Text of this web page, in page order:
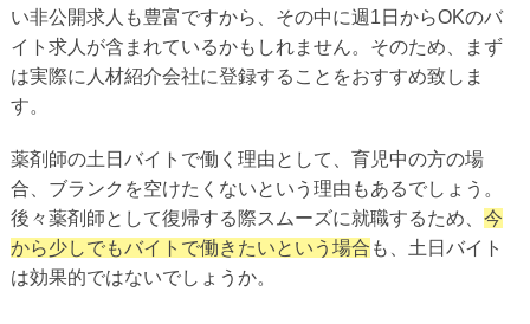
い非公開求人も豊富ですから、その中に週1日からOKのバ
イト求人が含まれているかもしれません。そのため、まず
は実際に人材紹介会社に登録することをおすすめ致しま
す。
薬剤師の土日バイトで働く理由として、育児中の方の場
合、ブランクを空けたくないという理由もあるでしょう。
後々薬剤師として復帰する際スムーズに就職するため、 今
から少しでもバイトで働きたいという場合 も、土日バイト
は効果的ではないでしょうか。